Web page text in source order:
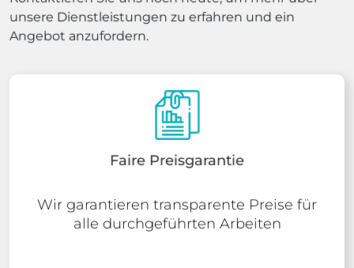
unsere Dienstleistungen zu erfahren und ein
Angebot anzufordern.
Faire Preisgarantie
Wir garantieren transparente Preise für
alle durchgeführten Arbeiten